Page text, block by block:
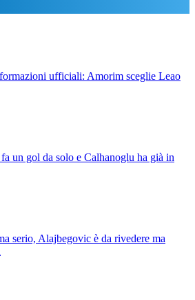
ufficiali: Amorim sceglie Leao
un gol da solo e Calhanoglu ha già in
serio, Alajbegovic è da rivedere ma